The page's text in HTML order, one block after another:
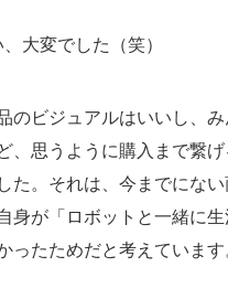
、大変でした（笑）
のビジュアルはいいし、み
、思うように購入まで繋
た。それは、今までにな
身が「ロボットと一緒に
ったためだと考えています